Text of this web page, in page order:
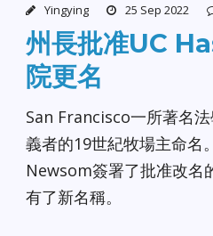
Yingying 25 Sep 2022
州長批准UC
院更名
San Francisco一所著名
義者的19世紀牧場主命名
Newsom簽署了批准改名
有了新名稱。